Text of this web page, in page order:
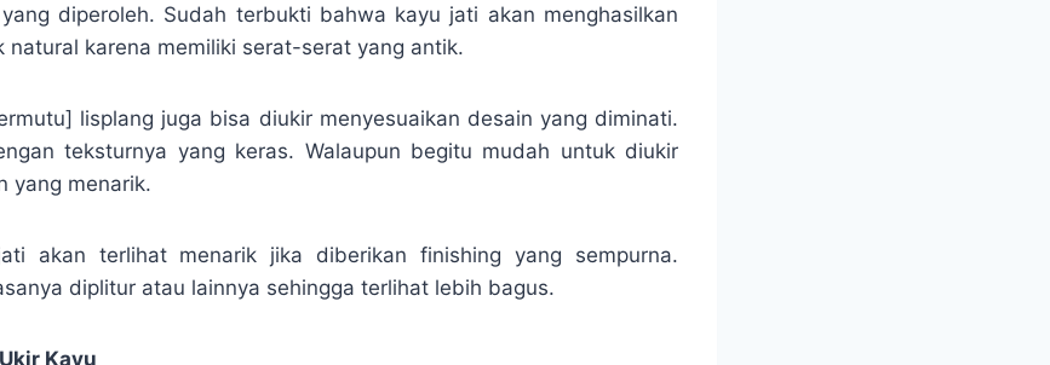
diperoleh. Sudah terbukti bahwa kayu jati akan menghasilkan
natural karena memiliki serat-serat yang antik.
lisplang juga bisa diukir menyesuaikan desain yang diminati.
teksturnya yang keras. Walaupun begitu mudah untuk diukir
yang menarik.
akan terlihat menarik jika diberikan finishing yang sempurna.
diplitur atau lainnya sehingga terlihat lebih bagus.
Kayu